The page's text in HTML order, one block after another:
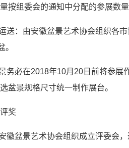
按组委会的通知中分配的参展数
送：由安徽盆景艺术协会组织各
。
务必在2018年10月20日前将参
盆景规格尺寸统一制作展台。
奖
徽盆景艺术协会组织成立评委会